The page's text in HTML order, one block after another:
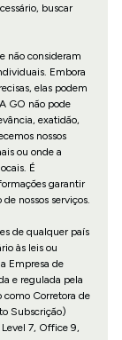
buscar
não consideram
Embora
elas podem
GO não pode
exatidão,
nossos
ou onde a
É
garantir
nossos serviços.
de qualquer país
às leis ou
Empresa de
e regulada pela
como Corretora de
Subscrição)
7, Office 9,